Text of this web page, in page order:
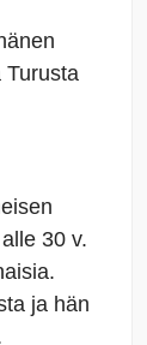
30 v.
ja hän